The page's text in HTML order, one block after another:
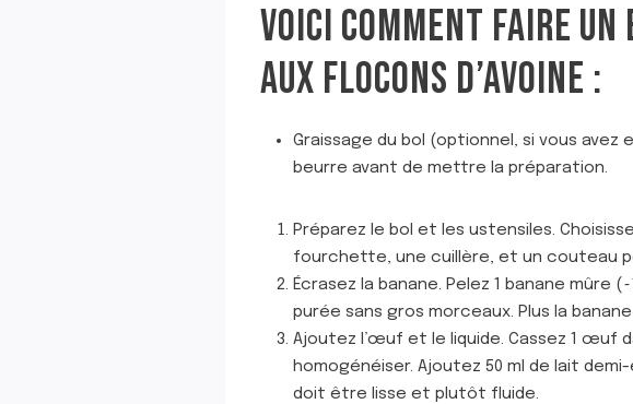
VOICI COMMENT FAIRE
AUX FLOCONS D’AVOINE :
Graissage du bol (optionnel, si vous avez
beurre avant de mettre la préparation.
Préparez le bol et les ustensiles.
fourchette, une cuillère, et un couteau
Écrasez la banane. Pelez 1 banane mûre
purée sans gros morceaux. Plus la
Ajoutez l’œuf et le liquide. Cassez 1 œuf
homogénéiser. Ajoutez 50 ml de lait
doit être lisse et plutôt fluide.